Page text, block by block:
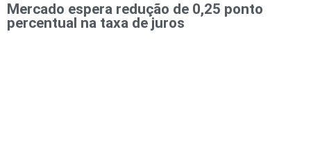
Mercado espera redução de 0,25 ponto
percentual na taxa de juros